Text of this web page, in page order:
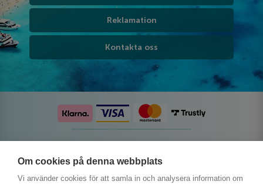
Om cookies på denna webbplats
Vi använder cookies för att samla in och analysera information om
Reklamation
Kontakta oss